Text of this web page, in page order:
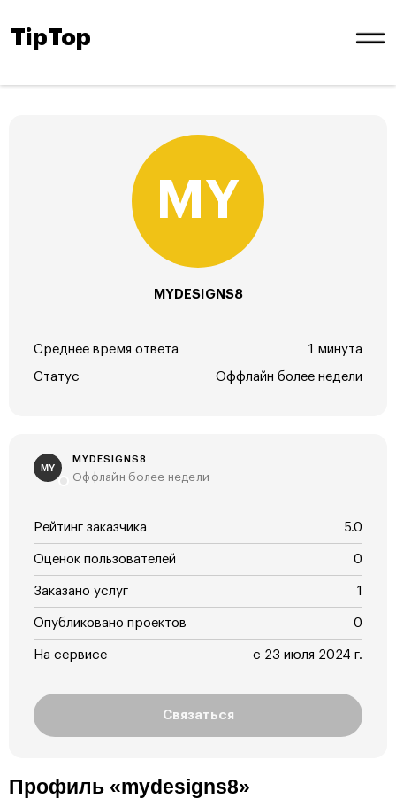
TipTop
MYDESIGNS8
Среднее время ответа 1 минута
Статус Оффлайн более недели
MY
MYDESIGNS8
Оффлайн более недели
Рейтинг заказчика 5.0
Оценок пользователей 0
Заказано услуг 1
Опубликовано проектов 0
На сервисе с 23 июля 2024 г.
Связаться
Профиль «mydesigns8»